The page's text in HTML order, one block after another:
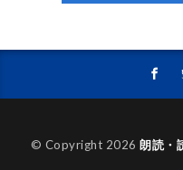
© Copyright 2026朗読・